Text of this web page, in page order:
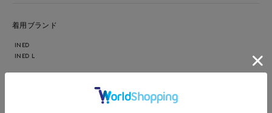
着用ブランド
INED
INED L
【着用カラー・サイズ】ブルゾン : ブラウン／9号 ニット : ブ